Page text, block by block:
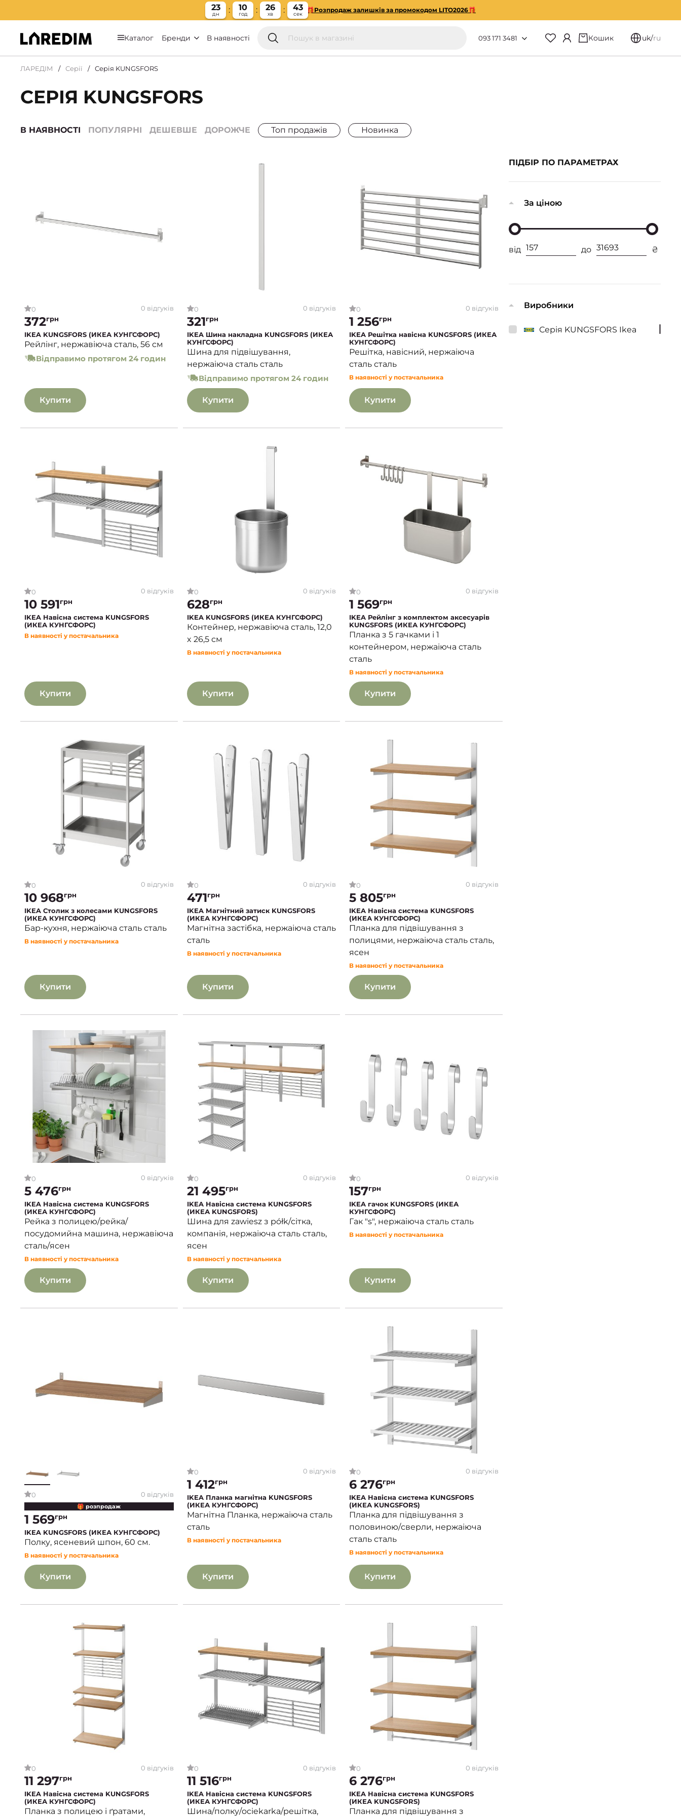
23
дн
10
год
26
хв
42
сек
🎁Розпродаж залишків за промокодом LITO2026🎁
Каталог Бренди В наявності 093 171 3481 Кошик uk/ru
ЛАРЕДІМ Серії Серія KUNGSFORS
СЕРІЯ KUNGSFORS
В НАЯВНОСТІ ПОПУЛЯРНІ ДЕШЕВШЕ ДОРОЖЧЕ Топ продажів Новинка
0 0 відгуків
372грн
IKEA KUNGSFORS (ИКЕА КУНГСФОРС)
Рейлінг, нержавіюча сталь, 56 см
Відправимо протягом 24 годин
Купити
0 0 відгуків
321грн
IKEA Шина накладна KUNGSFORS (ИКЕА
КУНГСФОРС)
Шина для підвішування,
нержаіюча сталь сталь
Відправимо протягом 24 годин
Купити
0 0 відгуків
1 256грн
IKEA Решітка навісна KUNGSFORS (ИКЕА
КУНГСФОРС)
Решітка, навісний, нержаіюча
сталь сталь
В наявності у постачальника
Купити
0 0 відгуків
10 591грн
IKEA Навісна система KUNGSFORS
(ИКЕА КУНГСФОРС)
В наявності у постачальника
Купити
0 0 відгуків
628грн
IKEA KUNGSFORS (ИКЕА КУНГСФОРС)
Контейнер, нержавіюча сталь, 12,0
x 26,5 см
В наявності у постачальника
Купити
0 0 відгуків
1 569грн
IKEA Рейлінг з комплектом аксесуарів
KUNGSFORS (ИКЕА КУНГСФОРС)
Планка з 5 гачками і 1
контейнером, нержаіюча сталь
сталь
В наявності у постачальника
Купити
0 0 відгуків
10 968грн
IKEA Столик з колесами KUNGSFORS
(ИКЕА КУНГСФОРС)
Бар-кухня, нержаіюча сталь сталь
В наявності у постачальника
Купити
0 0 відгуків
471грн
IKEA Магнітний затиск KUNGSFORS
(ИКЕА КУНГСФОРС)
Магнітна застібка, нержаіюча сталь
сталь
В наявності у постачальника
Купити
0 0 відгуків
5 805грн
IKEA Навісна система KUNGSFORS
(ИКЕА КУНГСФОРС)
Планка для підвішування з
полицями, нержаіюча сталь сталь,
ясен
В наявності у постачальника
Купити
0 0 відгуків
5 476грн
IKEA Навісна система KUNGSFORS
(ИКЕА КУНГСФОРС)
Рейка з полицею/рейка/
посудомийна машина, нержавіюча
сталь/ясен
В наявності у постачальника
Купити
0 0 відгуків
21 495грн
IKEA Навісна система KUNGSFORS
(ИКЕА KUNGSFORS)
Шина для zawiesz з półk/сітка,
компанія, нержаіюча сталь сталь,
ясен
В наявності у постачальника
Купити
0 0 відгуків
157грн
IKEA гачок KUNGSFORS (ИКЕА
КУНГСФОРС)
Гак "s", нержаіюча сталь сталь
В наявності у постачальника
Купити
0 0 відгуків
🎁 розпродаж
1 569грн
IKEA KUNGSFORS (ИКЕА КУНГСФОРС)
Полку, ясеневий шпон, 60 см.
В наявності у постачальника
Купити
0 0 відгуків
1 412грн
IKEA Планка магнітна KUNGSFORS
(ИКЕА КУНГСФОРС)
Магнітна Планка, нержаіюча сталь
сталь
В наявності у постачальника
Купити
0 0 відгуків
6 276грн
IKEA Навісна система KUNGSFORS
(ИКЕА KUNGSFORS)
Планка для підвішування з
половиною/сверли, нержаіюча
сталь сталь
В наявності у постачальника
Купити
0 0 відгуків
11 297грн
IKEA Навісна система KUNGSFORS
(ИКЕА КУНГСФОРС)
Планка з полицею і ґратами,
0 0 відгуків
11 516грн
IKEA Навісна система KUNGSFORS
(ИКЕА КУНГСФОРС)
Шина/полку/ociekarka/решітка,
0 0 відгуків
6 276грн
IKEA Навісна система KUNGSFORS
(ИКЕА KUNGSFORS)
Планка для підвішування з
ПІДБІР ПО ПАРАМЕТРАХ
За ціною
від до ₴
Виробники
Серія KUNGSFORS Ikea